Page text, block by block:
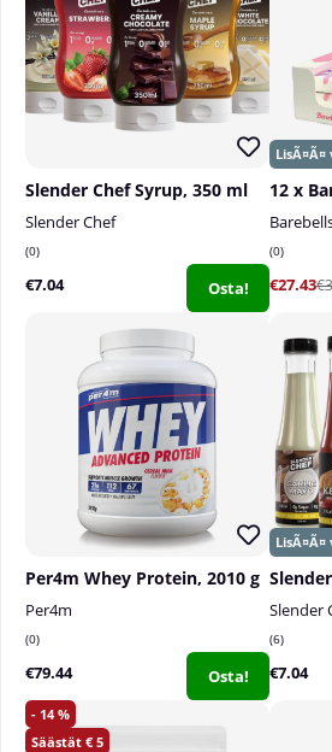
tule ylittää.
Säilytys: Säilytä kuivassa ja
suljettuna ja lasten
Slender Chef Syrup, 350 ml
Slender Chef
0
€7.04 Osta!
0
€27.43
Per4m Whey Protein, 2010 g
Per4m
0
€79.44 Osta!
Slender
6
€7.04
14
5